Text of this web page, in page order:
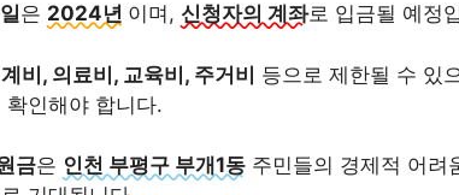
은 2024년 이며, 신청자의 계좌로 입금될 예정
비, 의료비, 교육비, 주거비 등으로 제한될 수 있
확인해야 합니다.
금은 인천 부평구 부개1동 주민들의 경제적 어려